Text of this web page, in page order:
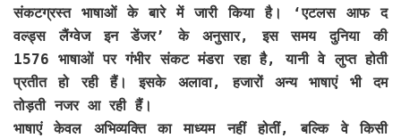
संकटग्रस्त भाषाओं के बारे में जारी किया है। ‘एटलस आफ द
वल्ड्स लैंग्वेज इन डेंजर’ के अनुसार, इस समय दुनिया की
1576 भाषाओं पर गंभीर संकट मंडरा रहा है, यानी वे लुप्त होती
प्रतीत हो रही हैं। इसके अलावा, हजारों अन्य भाषाएं भी दम
तोड़ती नजर आ रही हैं।
भाषाएं केवल अभिव्यक्ति का माध्यम नहीं होतीं, बल्कि वे किसी